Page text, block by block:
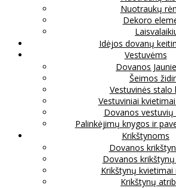
Nuotraukų
Dekoro
Idėjos dovanų
Vestuvėms
Dovanos
Šeimos
Vestuvinės stalo
Vestuviniai
Dovanos vestuvių
Palinkėjimų knygos ir
Krikštynoms
Dovanos
Dovanos
Krikštynų kvietimai
Krikštynų